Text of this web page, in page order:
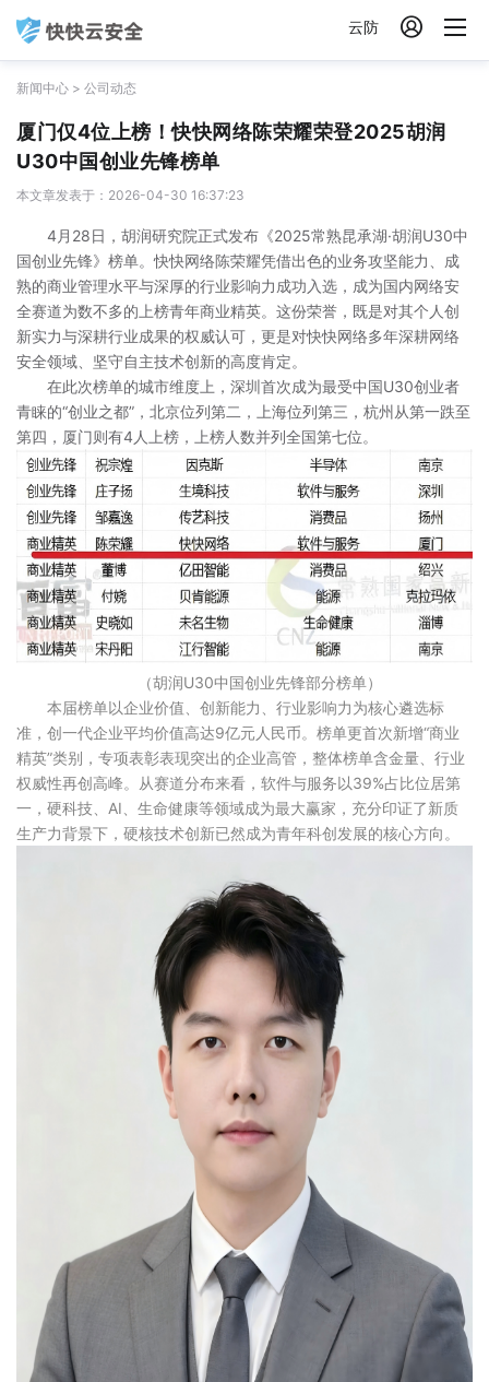
云防 
新闻中心 > 公司动态
厦门仅4位上榜！快快网络陈荣耀荣登2025胡润
U30中国创业先锋榜单
本文章发表于：2026-04-30 16:37:23
4月28日，胡润研究院正式发布《2025常熟昆承湖·胡润U30中
国创业先锋》榜单。快快网络陈荣耀凭借出色的业务攻坚能力、成
熟的商业管理水平与深厚的行业影响力成功入选，成为国内网络安
全赛道为数不多的上榜青年商业精英。这份荣誉，既是对其个人创
新实力与深耕行业成果的权威认可，更是对快快网络多年深耕网络
安全领域、坚守自主技术创新的高度肯定。
在此次榜单的城市维度上，深圳首次成为最受中国U30创业者
青睐的“创业之都”，北京位列第二，上海位列第三，杭州从第一跌至
第四，厦门则有4人上榜，上榜人数并列全国第七位。
（胡润U30中国创业先锋部分榜单）
本届榜单以企业价值、创新能力、行业影响力为核心遴选标
准，创一代企业平均价值高达9亿元人民币。榜单更首次新增“商业
精英”类别，专项表彰表现突出的企业高管，整体榜单含金量、行业
权威性再创高峰。从赛道分布来看，软件与服务以39%占比位居第
一，硬科技、AI、生命健康等领域成为最大赢家，充分印证了新质
生产力背景下，硬核技术创新已然成为青年科创发展的核心方向。